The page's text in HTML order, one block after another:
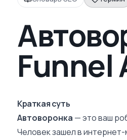
Funnel
Краткая суть
Автоворонка — это ваш
Человек зашел винтернет-